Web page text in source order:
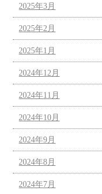
2025年3月
2025年2月
2025年1月
2024年12月
2024年11月
2024年10月
2024年9月
2024年8月
2024年7月